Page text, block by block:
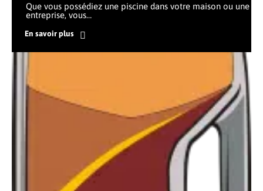
Que vous possédiez une piscine dans votre maison ou une
entreprise, vous…
En savoir plus